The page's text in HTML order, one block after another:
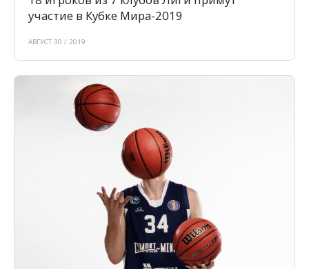
участие в Кубке Мира-2019
АВГУСТ 30 / 2019